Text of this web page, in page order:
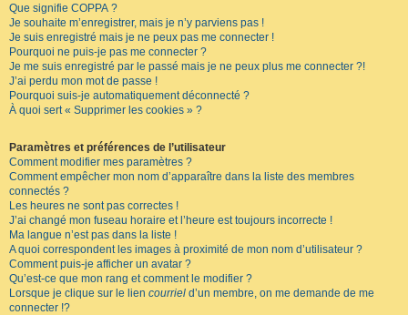
Que signifie COPPA ?
Je souhaite m’enregistrer, mais je n’y parviens pas !
Je suis enregistré mais je ne peux pas me connecter !
Pourquoi ne puis-je pas me connecter ?
Je me suis enregistré par le passé mais je ne peux plus me connecter ?!
J’ai perdu mon mot de passe !
Pourquoi suis-je automatiquement déconnecté ?
À quoi sert « Supprimer les cookies » ?
Paramètres et préférences de l’utilisateur
Comment modifier mes paramètres ?
Comment empêcher mon nom d’apparaître dans la liste des membres
connectés ?
Les heures ne sont pas correctes !
J’ai changé mon fuseau horaire et l’heure est toujours incorrecte !
Ma langue n’est pas dans la liste !
A quoi correspondent les images à proximité de mon nom d’utilisateur ?
Comment puis-je afficher un avatar ?
Qu’est-ce que mon rang et comment le modifier ?
Lorsque je clique sur le lien courriel d’un membre, on me demande de me
connecter !?